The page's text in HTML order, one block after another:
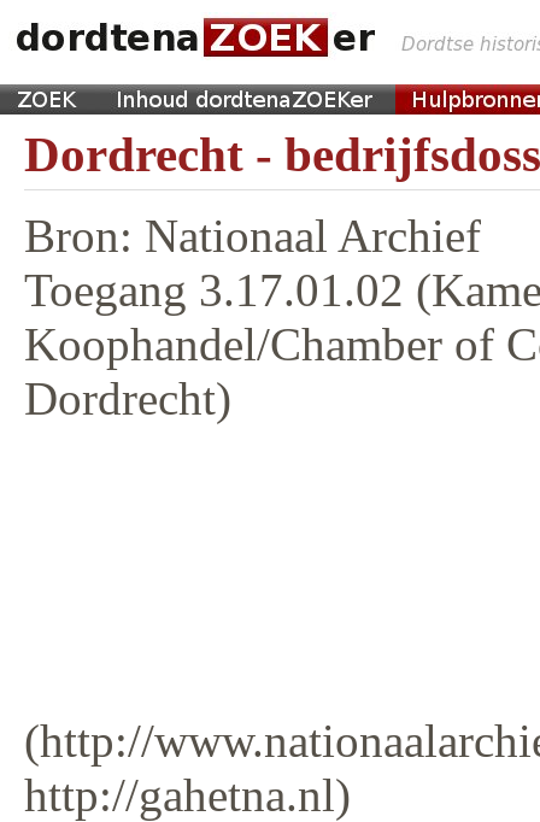
Dordrecht -
Bron: Nationaal Archief
Toegang 3.17.01.02
Koophandel/Chamber of
Dordrecht)
(http://
http://gahetna.nl)